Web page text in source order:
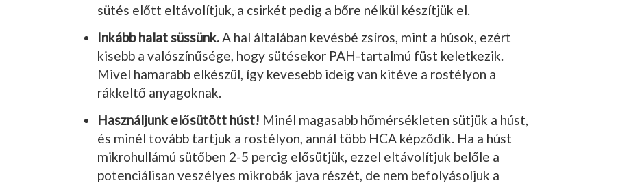
sütés előtt eltávolítjuk, a csirkét pedig a bőre nélkül készítjük el.
Inkább halat süssünk.A hal általában kevésbé zsíros, mint a húsok, ezért
kisebb a valószínűsége, hogy sütésekor PAH-tartalmú füst keletkezik.
Mivel hamarabb elkészül, így kevesebb ideig van kitéve a rostélyon a
rákkeltő anyagoknak.
Használjunk elősütött húst! Minél magasabb hőmérsékleten sütjük a húst,
és minél tovább tartjuk a rostélyon, annál több HCA képződik. Ha a húst
mikro­hullámú sütőben 2-5 percig elősütjük, ezzel eltávolítjuk belőle a
potenciálisan veszélyes mikrobák java részét, de nem befolyásoljuk a